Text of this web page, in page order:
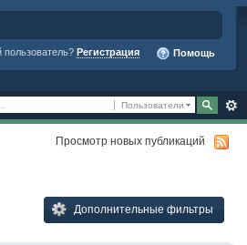
пользователь? Регистрация Помощь
Пользователи
Просмотр новых публикаций
Дополнительные фильтры